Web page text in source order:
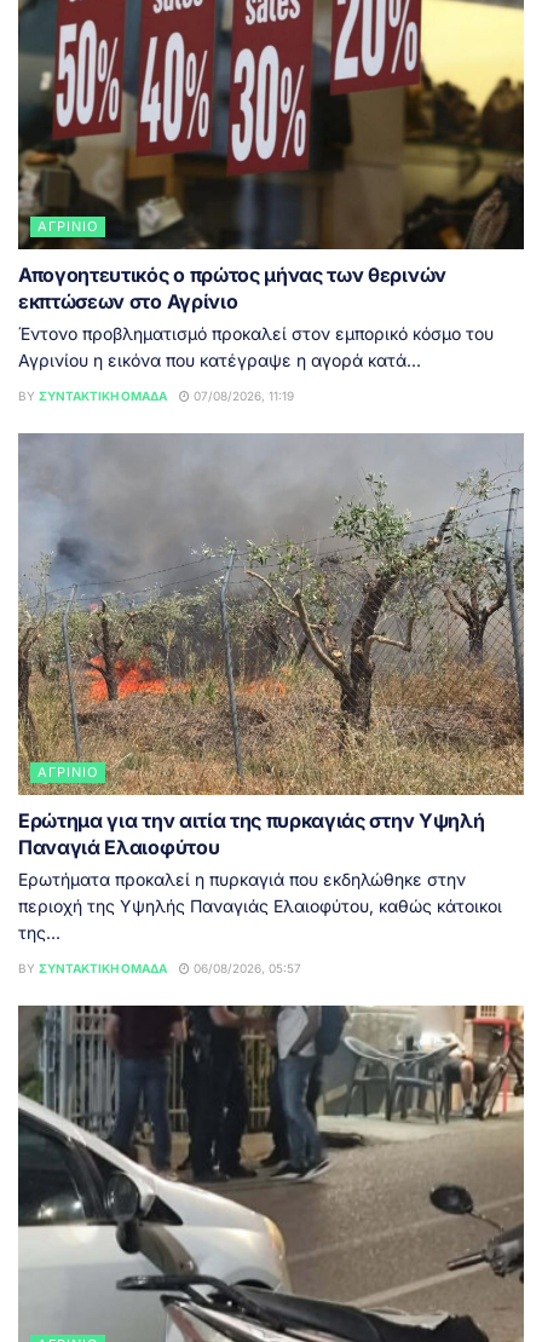
ΑΓΡΊΝΙΟ
Απογοητευτικός ο πρώτος μήνας των θερινών
εκπτώσεων στο Αγρίνιο
Έντονο προβληματισμό προκαλεί στον εμπορικό κόσμο του
Αγρινίου η εικόνα που κατέγραψε η αγορά κατά...
BY ΣΥΝΤΑΚΤΙΚΉ ΟΜΆΔΑ 07/08/2026, 11:19
ΑΓΡΊΝΙΟ
Ερώτημα για την αιτία της πυρκαγιάς στην Υψηλή
Παναγιά Ελαιοφύτου
Ερωτήματα προκαλεί η πυρκαγιά που εκδηλώθηκε στην
περιοχή της Υψηλής Παναγιάς Ελαιοφύτου, καθώς κάτοικοι
της...
BY ΣΥΝΤΑΚΤΙΚΉ ΟΜΆΔΑ 06/08/2026, 05:57